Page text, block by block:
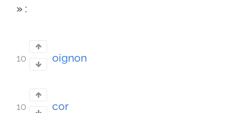
» :
10 oignon
10 cor